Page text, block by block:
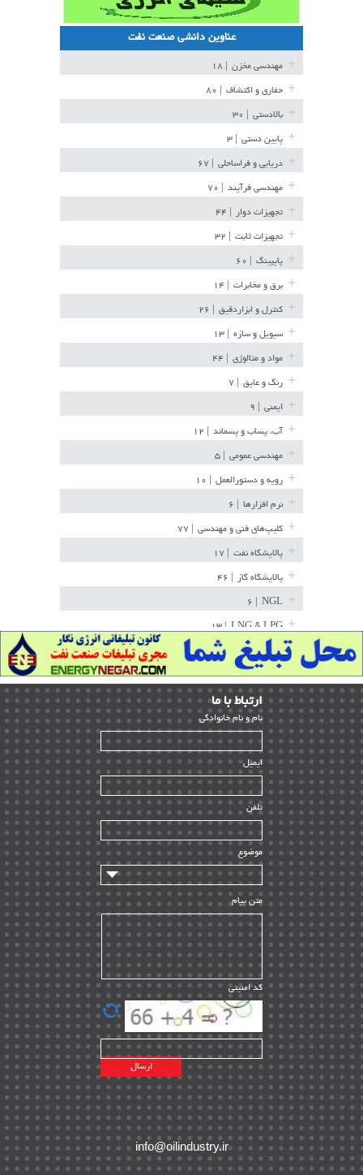
عناوین دانشی صنعت نفت
مهندسی مخزن
حفاری و اکتشاف
بالادستی
پایین دستی
دریایی و فراساحلی
مهندسی فرآیند
تجهیزات دوار
تجهیزات ثابت
پایپینگ
برق و مخابرات
کنترل و ابزاردقیق
سیویل و سازه
مواد و متالوژی
رنگ و عایق
ایمنی
آب، پساب و پسماند
مهندسی عمومی
رویه و دستورالعمل
نرم افزارها
کلیپ‌های فنی و مهندسی
پالایشگاه نفت
پالایشگاه گاز
NGL
LNG & LPG | ۱۳
خط لوله | ۳۶
مخازن ذخیره | ۱۵
پتروشیمی | ۱۴
بازرسی و QC | ۱۵
HSE | ۳۹
ساخت و نصب | ۱۲
راه اندازی | ۹
سازندگان و تامین کنندگان | ۱۰
تامین مالی و سرمایه گذاری | ۳۲
ماشین آلات
مدیریت پروژه
مدیریت دانش
مدیریت سازمانی و عمومی | ۲
تأمین کالا | ۱۳
EPC | ۲۰
پیمانکاران بین المللی | ۸
اطلاعات انرژی کشورها | ۱۴
پروژه های خارجی | ۱۵
نقشه های نفت و گاز خارجی | ۱۰
شرکت های نفتی | ۱۴
پلانت های فعال | ۴۰
طرح ها و پروژه ها | ۳۵
ارﺗﺒﺎط ﺑﺎ ما
ﻧﺎم و ﻧﺎم ﺧﺎﻧﻮادﮔﻰ
ایمیل
تلفن
موضوع
متن پیام
کد امنیتی
info@oilindustry.ir